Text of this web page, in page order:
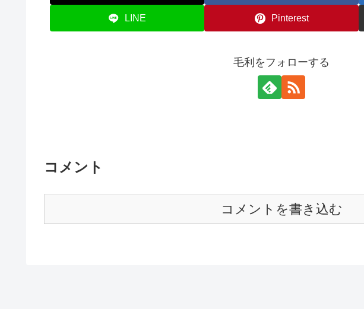
LINE Pinterest
毛利をフォローする
コメント
コメントを書き込む